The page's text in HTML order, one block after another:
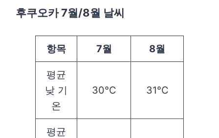
후쿠오카 7월/8월 날씨
항목 7월 8월
평균
낮 기
온
30°C 31°C
평균